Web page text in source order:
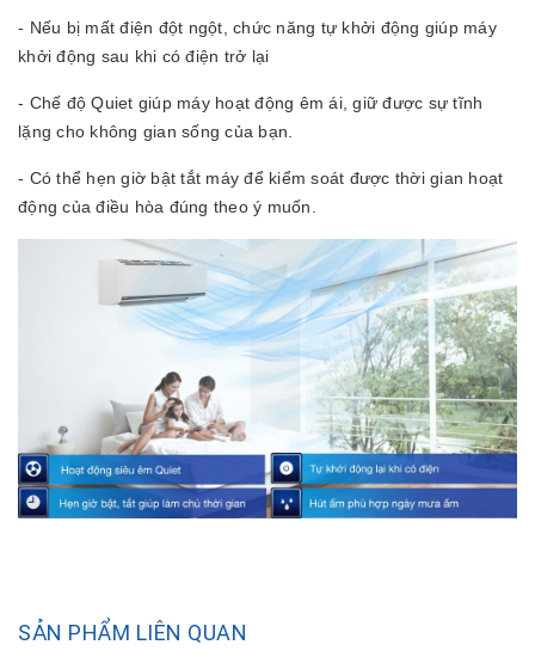
- Nếu bị mất điện đột ngột, chức năng tự khởi động giúp máy
khởi động sau khi có điện trở lại
- Chế độ Quiet giúp máy hoạt động êm ái, giữ được sự tĩnh
lặng cho không gian sống của bạn.
- Có thể hẹn giờ bật tắt máy để kiểm soát được thời gian hoạt
động của điều hòa đúng theo ý muốn.
SẢN PHẨM LIÊN QUAN